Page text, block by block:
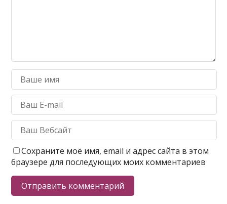
Сохраните моё имя, email и адрес сайта в этом
браузере для последующих моих комментариев